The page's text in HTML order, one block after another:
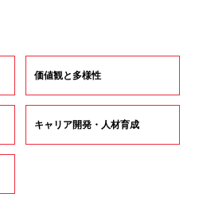
価値観と多様性
キャリア開発・人材育成